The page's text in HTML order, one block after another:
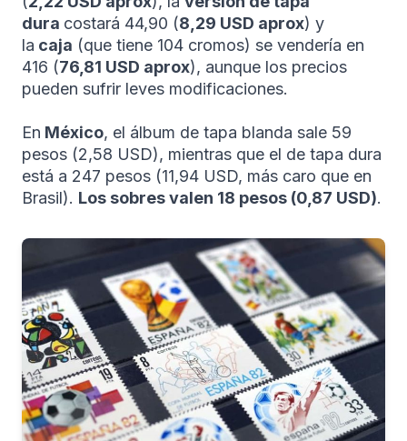
dura costará 44,90 (8,29 USD aprox) y
la caja (que tiene 104 cromos) se vendería en
416 (76,81 USD aprox), aunque los precios
pueden sufrir leves modificaciones.
En México, el álbum de tapa blanda sale 59
pesos (2,58 USD), mientras que el de tapa dura
está a 247 pesos (11,94 USD, más caro que en
Brasil). Los sobres valen 18 pesos (0,87 USD).